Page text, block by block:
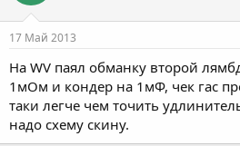
17 Май 2013
На WV паял обманку второй
1мОм и кондер на 1мФ, чек гас
таки легче чем точить
надо схему скину.